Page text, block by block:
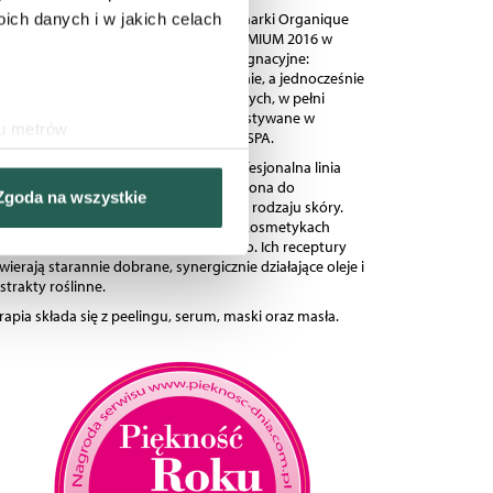
danych i w jakich celach
(fingerprinting, czyli
preferencje w
i analizować ruch w
dostępnego w
lub uzyskiwanych
na wszystkie
INTENSE ANTI-AGEING / GRAPE marki Organique
pierwsze miejsce BEAUTY PREMIUM 2016 w
„Kosmetyki profesjonalne pielęgnacyjne:
ciała”. To ogromne wyróżnienie, a jednocześnie
dla firmy do tworzenia kolejnych, w pełni
terapii, które będą wykorzystywane w
kosmetycznych i ośrodkach SPA.
ANTI-AGEING / GRAPEto profesjonalna linia
SPA & WELLNESS przeznaczona do
pielęgnacji każdego rodzaju skóry.
składniki aktywne zawarte w kosmetykach
z basenu Morza Śródziemnego. Ich receptury
starannie dobrane, synergicznie działające oleje i
roślinne.
składa się z peelingu, serum, maski oraz masła.